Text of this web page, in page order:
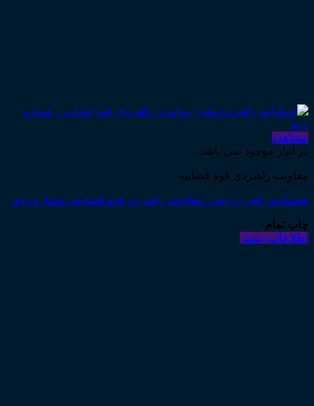
مشاهده
در انبار موجود نمی باشد
معاونت راهبردی قوه قضاییه
فصلنامه راهبردپژوهی؛ معاونت راهبردی قوه قضاییه ـ شماره دوم
چاپ تمام
اطلاعات بیشتر